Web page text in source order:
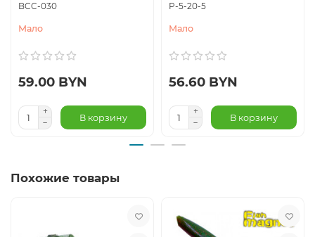
BCC-030
Мало
59.00 BYN
В корзину
P-5-20-5
Мало
56.60 BYN
В корзину
Похожие товары